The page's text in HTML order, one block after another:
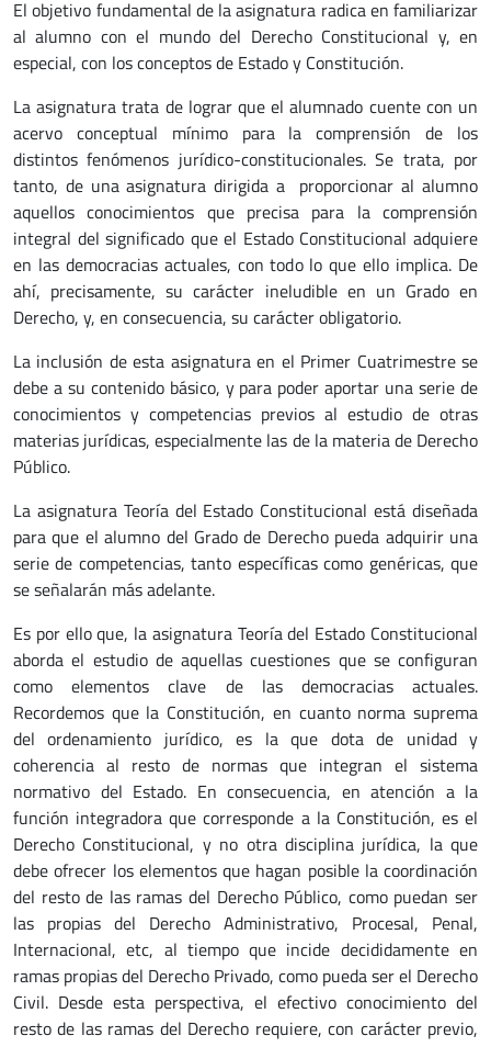
El objetivo fundamental de la asignatura radica en familiarizar
al alumno con el mundo del Derecho Constitucional y, en
especial, con los conceptos de Estado y Constitución.
La asignatura trata de lograr que el alumnado cuente con un
acervo conceptual mínimo para la comprensión de los
distintos fenómenos jurídico-constitucionales. Se trata, por
tanto, de una asignatura dirigida a proporcionar al alumno
aquellos conocimientos que precisa para la comprensión
integral del significado que el Estado Constitucional adquiere
en las democracias actuales, con todo lo que ello implica. De
ahí, precisamente, su carácter ineludible en un Grado en
Derecho, y, en consecuencia, su carácter obligatorio.
La inclusión de esta asignatura en el Primer Cuatrimestre se
debe a su contenido básico, y para poder aportar una serie de
conocimientos y competencias previos al estudio de otras
materias jurídicas, especialmente las de la materia de Derecho
Público.
La asignatura Teoría del Estado Constitucional está diseñada
para que el alumno del Grado de Derecho pueda adquirir una
serie de competencias, tanto específicas como genéricas, que
se señalarán más adelante.
Es por ello que, la asignatura Teoría del Estado Constitucional
aborda el estudio de aquellas cuestiones que se configuran
como elementos clave de las democracias actuales.
Recordemos que la Constitución, en cuanto norma suprema
del ordenamiento jurídico, es la que dota de unidad y
coherencia al resto de normas que integran el sistema
normativo del Estado. En consecuencia, en atención a la
función integradora que corresponde a la Constitución, es el
Derecho Constitucional, y no otra disciplina jurídica, la que
debe ofrecer los elementos que hagan posible la coordinación
del resto de las ramas del Derecho Público, como puedan ser
las propias del Derecho Administrativo, Procesal, Penal,
Internacional, etc, al tiempo que incide decididamente en
ramas propias del Derecho Privado, como pueda ser el Derecho
Civil. Desde esta perspectiva, el efectivo conocimiento del
resto de las ramas del Derecho requiere, con carácter previo,